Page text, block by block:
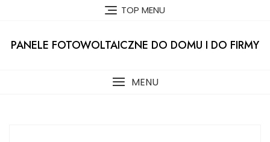
TOP MENU
PANELE FOTOWOLTAICZNE DO DOMU I DO FIRMY
MENU